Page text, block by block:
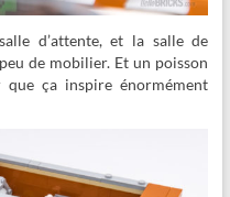
d’attente, et la salle de
de mobilier. Et un poisson
ça inspire énormément